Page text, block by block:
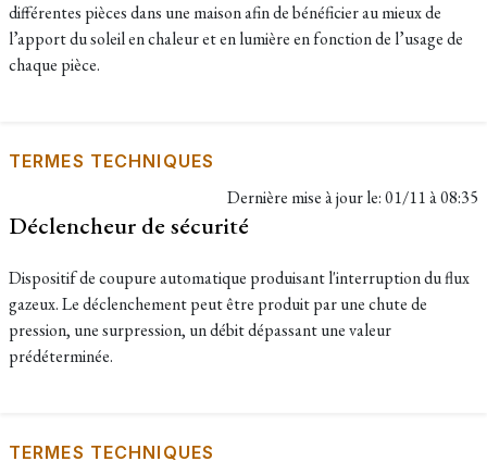
différentes pièces dans une maison afin de bénéficier au mieux de
l’apport du soleil en chaleur et en lumière en fonction de l’usage de
chaque pièce.
TERMES TECHNIQUES
Dernière mise à jour le:01/11 à 08:35
Déclencheur de sécurité
Dispositif de coupure automatique produisant l'interruption du flux
gazeux. Le déclenchement peut être produit par une chute de
pression, une surpression, un débit dépassant une valeur
prédéterminée.
TERMES TECHNIQUES